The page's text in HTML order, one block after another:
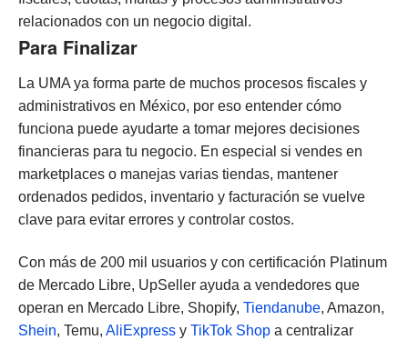
relacionados con un negocio digital.
Para Finalizar
La UMA ya forma parte de muchos procesos fiscales y
administrativos en México, por eso entender cómo
funciona puede ayudarte a tomar mejores decisiones
financieras para tu negocio. En especial si vendes en
marketplaces o manejas varias tiendas, mantener
ordenados pedidos, inventario y facturación se vuelve
clave para evitar errores y controlar costos.
Con más de 200 mil usuarios y con certificación Platinum
de Mercado Libre, UpSeller ayuda a vendedores que
operan en Mercado Libre, Shopify, Tiendanube, Amazon,
Shein, Temu, AliExpress y TikTok Shop a centralizar